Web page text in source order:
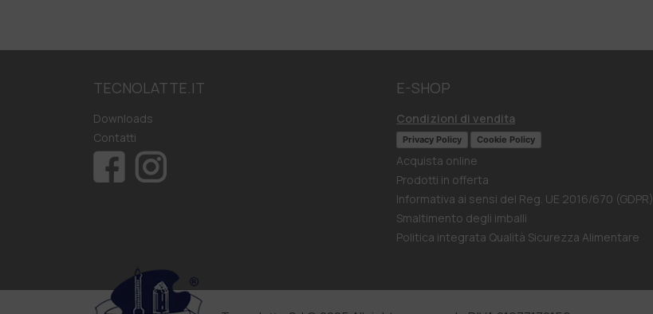
TECNOLATTE.IT
Downloads
Contatti
E-SHOP
Condizioni di vendita
Privacy Policy Cookie Policy
Acquista online
Prodotti in offerta
Informativa ai sensi del Reg. UE 2016/670 (GDPR)
Smaltimento degli imballi
Politica integrata Qualità Sicurezza Alimentare